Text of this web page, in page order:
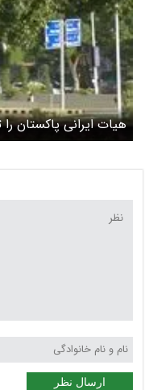
هیات ایرانی پاکستان
ارسال نظر